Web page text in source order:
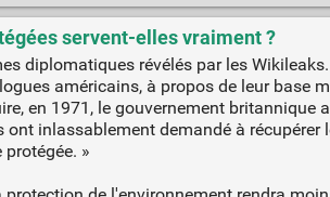
servent-elles vraiment ?
diplomatiques révélés par les
américains, à propos de leur base
en 1971, le gouvernement britannique
inlassablement demandé à
»